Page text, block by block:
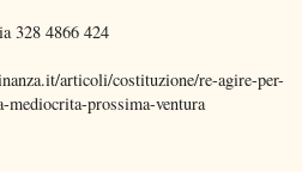
328 4866 424
articoli/costituzione/re-agire-per-
mediocrita-prossima-ventura